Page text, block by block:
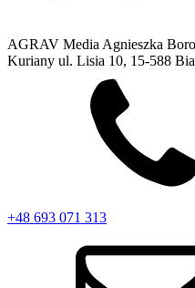
AGRAV Media Agnieszka
Kuriany ul. Lisia 10, 15-588
+48 693 071 313